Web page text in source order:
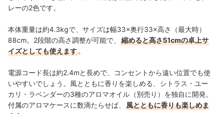
レーの2色です。
本体重量は約4.3kgで、サイズは幅33×奥行33×高さ（最大時）
88cm。2段階の高さ調整が可能で、
縮めると高さ51cmの卓上サ
イズとしても使えます 。
電源コード長は約2.4mと長めで、コンセントから遠い位置でも使
いやすいでしょう。風とともに香りを楽しめる、シトラス・ユー
カリ・ラベンダーの3種のアロマオイル（別売り）を独自に開発。
付属のアロマケースに数滴たらせば、
風とともに香りも楽しめま